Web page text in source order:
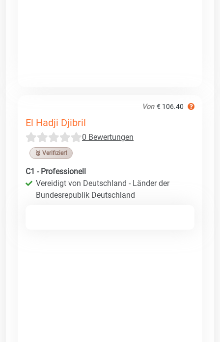
Von € 106.40
El Hadji Djibril
0 Bewertungen
🥉 Verifiziert
C1 - Professionell
Vereidigt von Deutschland - Länder der
Bundesrepublik Deutschland